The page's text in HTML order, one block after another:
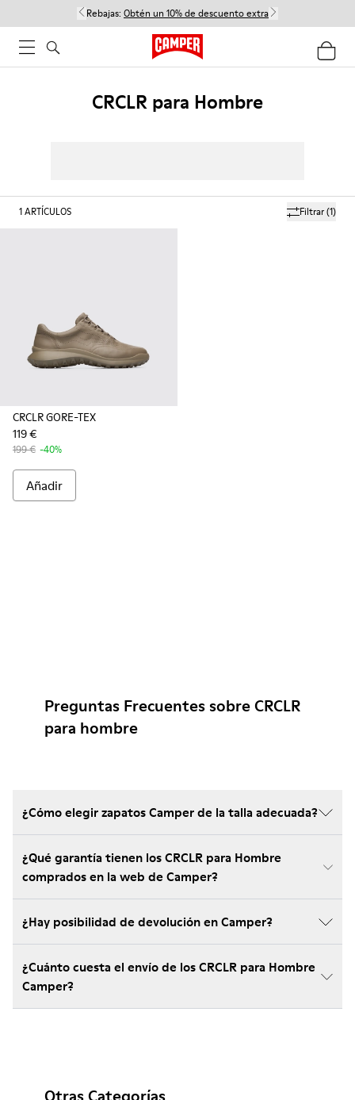
Rebajas: Obtén un 10% de descuento extra
CRCLR para Hombre
Filtrar(1)
1ARTÍCULOS
CRCLR GORE-TEX
119 €
199 € -40%
Añadir
Preguntas Frecuentes sobre CRCLR
para hombre
¿Cómo elegir zapatos Camper de la talla adecuada?
¿Qué garantía tienen los CRCLR para Hombre
comprados en la web de Camper?
¿Hay posibilidad de devolución en Camper?
¿Cuánto cuesta el envío de los CRCLR para Hombre
Camper?